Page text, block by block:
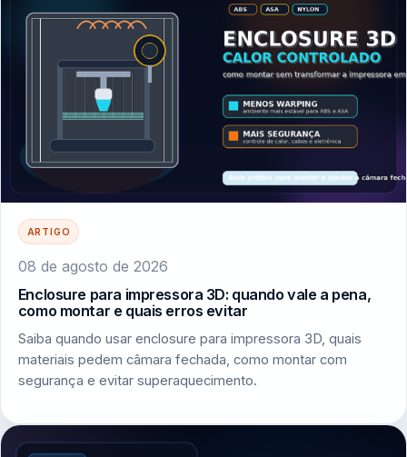
ARTIGO
08 de agosto de 2026
Enclosure para impressora 3D: quando vale a pena,
como montar e quais erros evitar
Saiba quando usar enclosure para impressora 3D, quais
materiais pedem câmara fechada, como montar com
segurança e evitar superaquecimento.